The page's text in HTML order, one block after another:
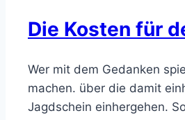
Die Kosten für
Wer mit dem Gedanken
machen. über die damit
Jagdschein einhergehen.